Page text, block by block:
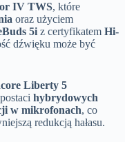
IV TWS, które
oraz użyciem
5i z certyfikatem Hi-
dźwięku może być
Liberty 5
hybrydowych
w mikrofonach, co
redukcją hałasu.